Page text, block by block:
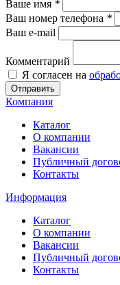
Ваше имя *
Ваш номер телефона *
Ваш e-mail
Комментарий
Я согласен на
Отправить
Компания
Каталог
О компании
Вакансии
Публичный
Контакты
Информация
Каталог
О компании
Вакансии
Публичный
Контакты